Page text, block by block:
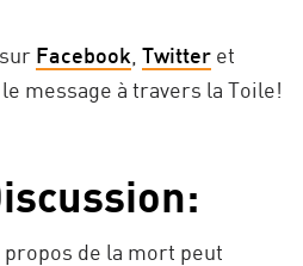
Facebook Twitter et
le message à travers la Toile!
de la mort peut